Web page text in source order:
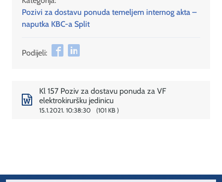
Pozivi za dostavu ponuda temeljem internog akta –
naputka KBC-a Split
Podijeli:
Kl 157 Poziv za dostavu ponuda za VF
elektrokiruršku jedinicu
15.1.2021. 10:38:30 101 KB